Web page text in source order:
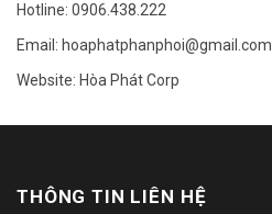
Hotline: 0906.438.222
Email: hoaphatphanphoi@gmail.com
Website: Hòa Phát Corp
THÔNG TIN LIÊN HỆ